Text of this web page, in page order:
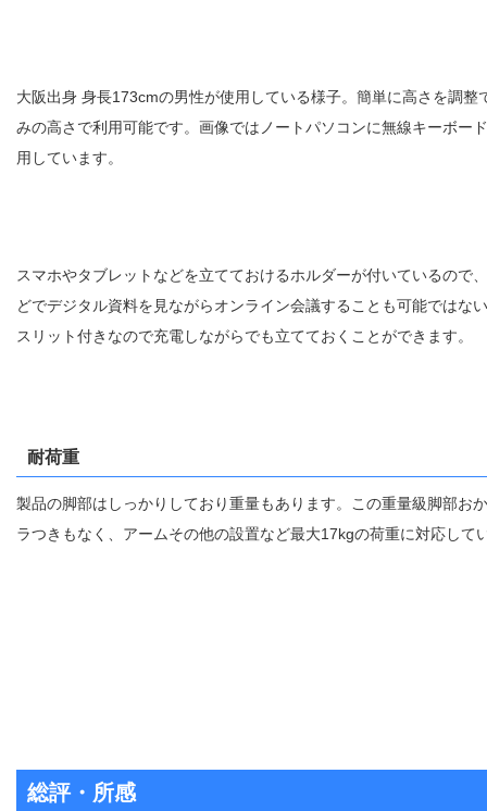
大阪出身 身長173cmの男性が使用している様子。簡単に高さを調整
みの高さで利用可能です。画像ではノートパソコンに無線キーボー
用しています。
スマホやタブレットなどを立てておけるホルダーが付いているので
どでデジタル資料を見ながらオンライン会議することも可能ではな
スリット付きなので充電しながらでも立てておくことができます。
耐荷重
製品の脚部はしっかりしており重量もあります。この重量級脚部お
ラつきもなく、アームその他の設置など最大17kgの荷重に対応して
総評・所感